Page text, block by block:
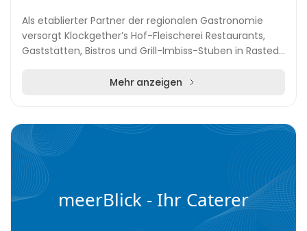
Als etablierter Partner der regionalen Gastronomie
versorgt Klockgether’s Hof-Fleischerei Restaurants,
Gaststätten, Bistros und Grill-Imbiss-Stuben in Rastede
Mehr anzeigen
meerBlick - Ihr Caterer